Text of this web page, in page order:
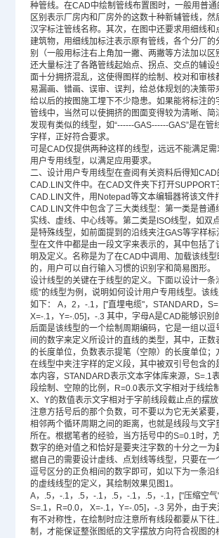
种管线。在CAD中绘制管线布置图时，一般用普
区别表示厂房内和厂房外的这数十种新辅管线，然
汉字标注管线名称。其次，在图中还要求用细线和
建筑物，用细线加标注表示原有管线，各个分厂的
别（一般用标注右上角加一撇、两撇等方法加以区
还大量标注了各路管线起始点、拐点、交点的辅设
面十分拥挤混乱，这使得图样的绘制、校对和审核
易漏画、错画、误审、误判，给总体规划的决策带
给以后的按图施工埋下不少隐患。如果能将标注的
管线中，当然可以使拥挤的图面变得较为清晰、简
发现有类似的线型，如“------GAS------GAS”是在管
字样，正好符合要求。
可是CAD仅提供两种这样的线型，远远不能满足
用户专用线型，以满足应用要求。
二、设计用户专用线型在查阅有关资料后得知
CAD.LIN文件中。在CAD文件夹下打开SUPPORT
CAD.LIN文件，用Notepad等文本编辑器将该文件
CAD.LIN文件中包含了三大类线型：第一类是普通
实线、虚线、中心线等。第二类是ISO线型，如双
是特殊线型，如前面提到的沿线夹注GAS等字样标
型在文件中都是由一段文字来表示的，其中包括了
明及定义。名称是为了在CAD中调用、加载该线
的，用户可以自行输入习惯的识别字和简易图形。
设计线型的关键在于线型的定义。下面以设计一条
缆”的线型为例，说明如何设计用户专用线型。该
如下： A，2，-.1，["直埋电缆"，STANDARD，
X=-.1，Y=-.05]，-.3 其中，字母A是CAD能够识别
后面是该线型的一个绘制周期编码，它是一组以逗
间的数字来定义所设计的直线的类型，其中，正数
的长度单位，负数表示提笔（空隙）的长度单位；
在线型中夹注字样的定义段，其中被双引号包含的
本内容，STANDARD表示文本字体库来源，S=.1
段绘制、空隙的比例，R=0.0表示文字相对于线绘
X、Y的数值表示文字相对于字前线段截止点的摆放
注意方括号后的那个负数，可不要以为它无关紧要
相邻两个循环周期之间的距离，也就是线段与文字
所在。根据笔者的经验，当方括号中的S=0.1时，
数字的绝对值之和恰好是要夹注字数的十分之一为
据自己的需要设计虚线、点划线等线型，只要在一
逗号区分的正负相间的数字即可，如以下为一条沿
的虚线线型的定义，其绘制效果见图1。
A，.5，-.1，.5，-.1，.5，-.1，.5，-.1，["压缩空气
S=.1，R=0.0， X=-.1，Y=-.05]，-.3 另外，由于
有不对称性，在绘制时应注意所有线段都要从下往
制，才能保证整张图纸的文字摆放方向符合视图的